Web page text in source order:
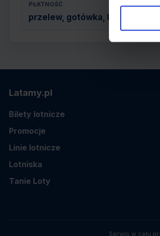
PŁATNOŚĆ
przelew, gotówka, karta
Latamy.pl
Bilety lotnicze
Promocje
Linie lotnicze
Lotniska
Tanie Loty
Serwis w celu